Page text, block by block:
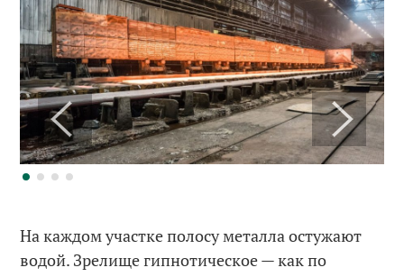
На каждом участке полосу металла остужают
водой. Зрелище гипнотическое — как по